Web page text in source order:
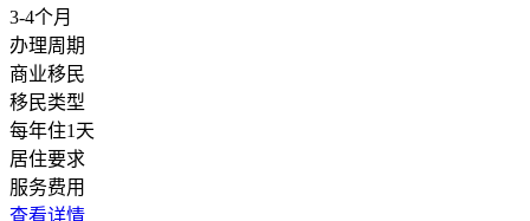
3-4个月
办理周期
商业移民
移民类型
每年住1天
居住要求
服务费用
查看详情